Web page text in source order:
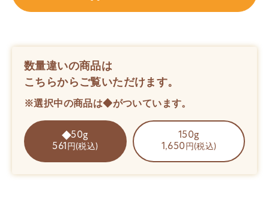
数量違いの商品は
こちらからご覧いただけます。
※選択中の商品は◆がついています。
50g
561 円(税込)
150g
1,650 円(税込)